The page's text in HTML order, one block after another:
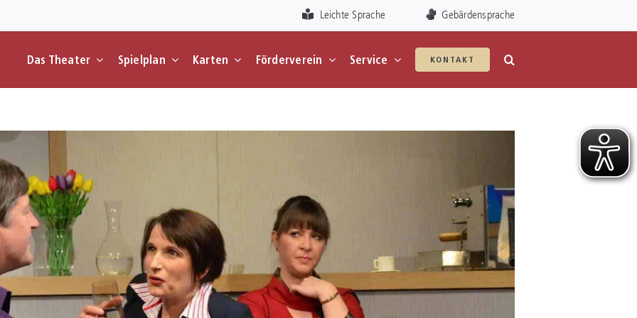
Leichte Sprache Gebärdensprache
Das Theater Spielplan Karten Förderverein Service KONTAKT